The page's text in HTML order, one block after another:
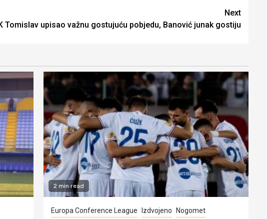
Next
Tomislav upisao važnu gostujuću pobjedu, Banović junak gostiju
2 min read
Europa Conference League Izdvojeno
Nogomet